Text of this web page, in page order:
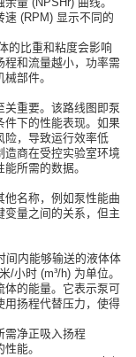
速 (RPM) 显示不同的
的比重和粘度会影响
程和流量越小，功率需
部件。
关重要。该路线图即泵
件下的性能表现。如果
险，导致运行效率低
造商在受控实验室环境
所需的数据。
他名称，例如泵性能曲
变量之间的关系，但主
间内能够输送的液体体
小时 (m³/h) 为单位。
体的能量。它表示泵可
用扬程代替压力，使得
需净正吸入扬程
能。